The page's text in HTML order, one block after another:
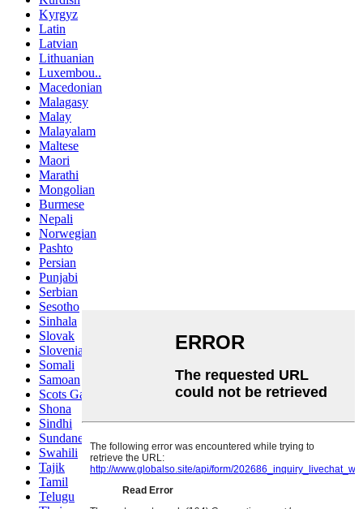
Kyrgyz
Latin
Latvian
Lithuanian
Luxembou..
Macedonian
Malagasy
Malay
Malayalam
Maltese
Maori
Marathi
Mongolian
Burmese
Nepali
Norwegian
Pashto
Persian
Punjabi
Serbian
Sesotho
Sinhala
Slovak
Slovenian
Somali
Samoan
Scots Gaelic
Shona
Sindhi
Sundanese
Swahili
Tajik
Tamil
Telugu